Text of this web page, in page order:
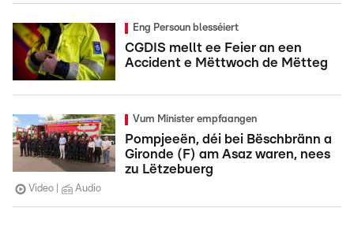
Eng Persoun blesséiert
CGDIS mellt ee Feier an een
Accident e Mëttwoch de Mëtteg
Vum Minister empfaangen
Pompjeeën, déi bei Bëschbränn a
Gironde (F) am Asaz waren, nees
zu Lëtzebuerg
Video Audio